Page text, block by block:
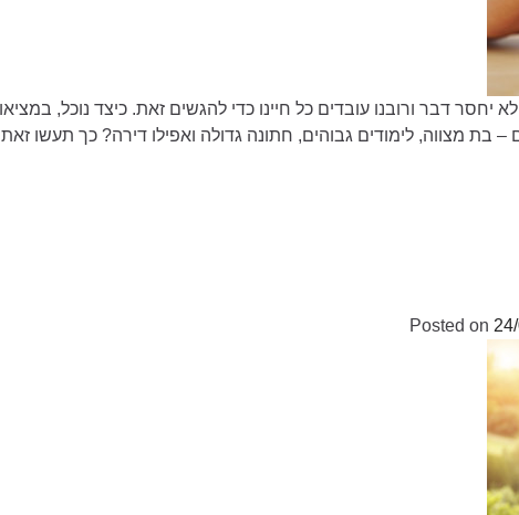
יחסר דבר ורובנו עובדים כל חיינו כדי להגשים זאת. כיצד נוכל,
בת מצווה, לימודים גבוהים, חתונה גדולה ואפילו דירה? כך תעשו
Posted on